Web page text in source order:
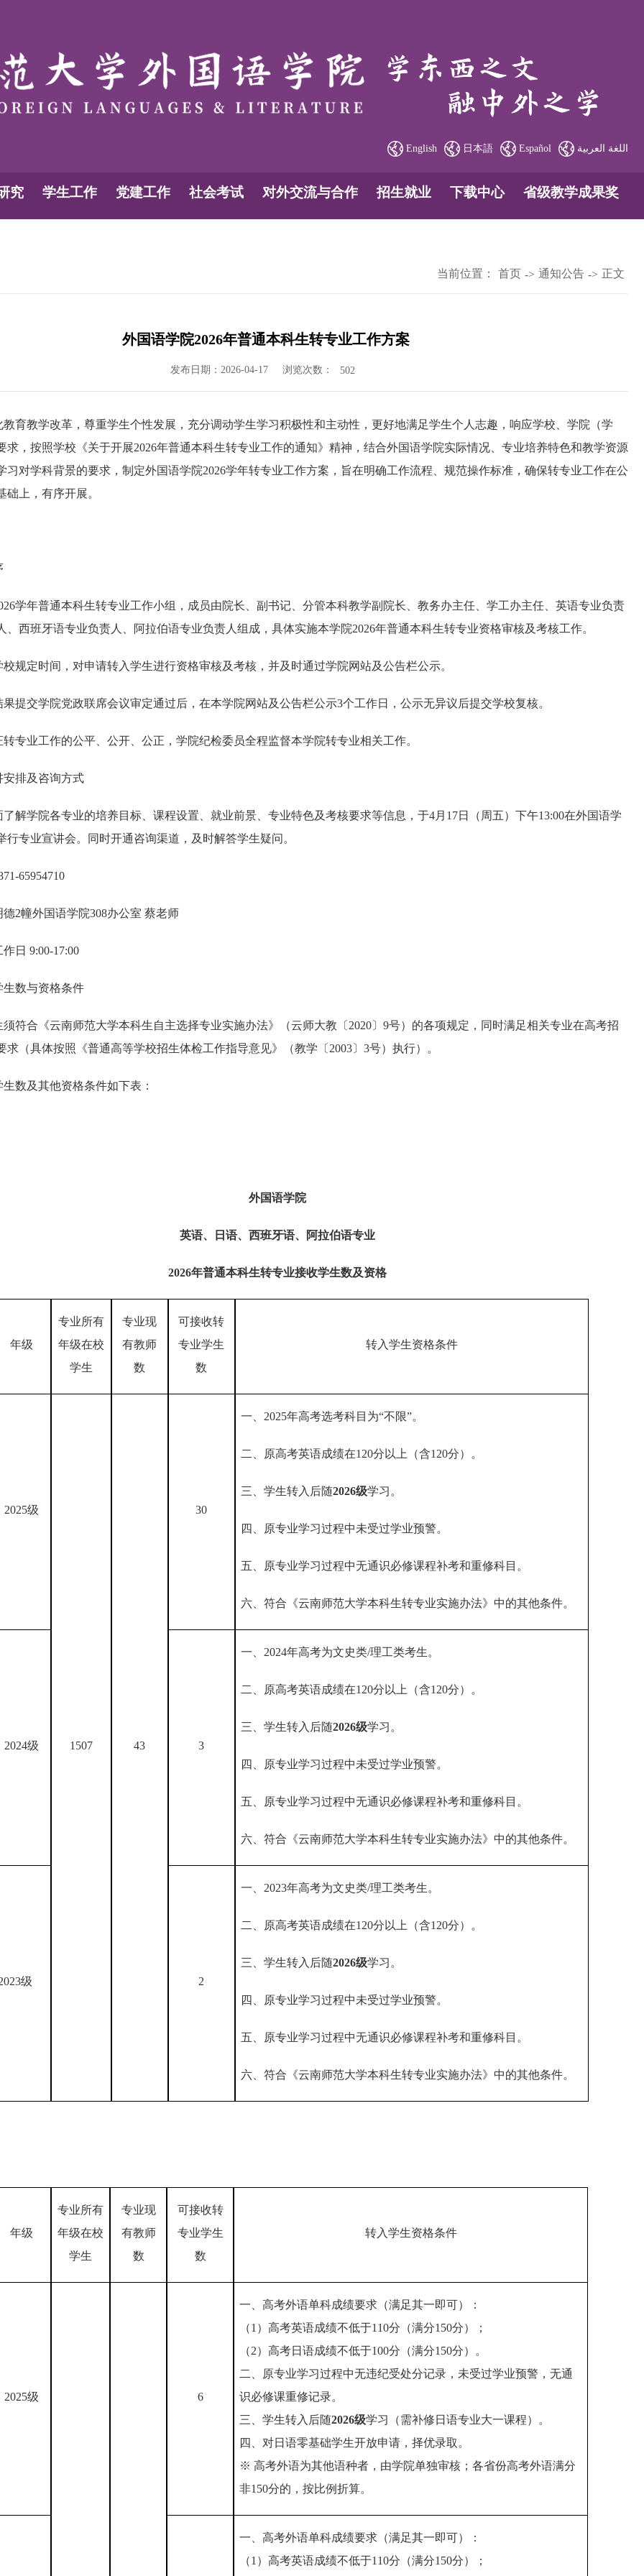
English 日本語 Español اللغة العربية
究 学生工作 党建工作 社会考试 对外交流与合作 招生就业 下载中心 省级教学成果奖
当前位置： 首页 -> 通知公告 -> 正文
外国语学院2026年普通本科生转专业工作方案
发布日期：2026-04-17 浏览次数： 502
教育教学改革，尊重学生个性发展，充分调动学生学习积极性和主动性，更好地满足学生个人志趣，响应学校、学院 （学
求 ， 按照学校 《关于开展2026年普通本科生转专业工作的通知》精神，结合外国语学院实际情况 、专业培养特色和教学资源
习对学科背景的要求 ， 制定外国语学院2026学年转专业工作方案 ，旨在明确工作流程、规范操作标准，确保转专业工作在公
础上， 有序开展。
学年普通本科生转专业工作小组，成员由院长、副书记、分管本科教学副院长、教务办主任、学工办主任、英语专业负责
、西班牙语专业负责人、阿拉伯语专业负责人 组成，具体实施本学院2026年普通本科生转专业资格审核及考核工作。
校规定时间，对申请转入学生进行资格审核及考核，并及时通过学院网站及公告栏公示。
果提交学院党政联席会议审定通过后 ， 在本学院网站及公告栏公示3个工作日 ，公示无异议后提交学校复核。
转专业工作的公平、公开、公正，学院纪检委员全程监督本学院转专业相关工作。
安排及咨询方式
了解学院各专业的培养目标、课程设置、就业前景、专业特色及考核要求等信息，于4月17日（周五）下午13:00在外国语学
行专业宣讲会。同时开通咨询渠道，及时解答学生疑问。
65954710
德2幢外国语学院308办公室 蔡老师
日 9:00-17:00
生数与资格条件
符合《云南师范大学本科生自主选择专业实施办法》（云师大教〔 2020〕9号）的各项规定，同时满足相关专业在高考招
求（具体按照《普通高等学校招生体检工作指导意见》（教学〔2003〕3号）执行）。
数及其他资格条件如下表：
外国语学院
英语、日语、西班牙语、阿拉伯语专业
2026年普通本科生转专业接收学生数及资格
年级
专业所有
年级在校
学生
专业现
有教师
数
可接收转
专业学生
数
转入学生资格条件
2025级
1507 43
30
一、 2025年高考选考科目为“不限”。
二、 原高考英语成绩在120分以上（含120分）。
三、学生转入后随2026级学习。
四、 原专业学习过程中未受过学业预警。
五、原专业学习过程中无通识必修课程补考和重修科目。
六、符合《云南师范大学本科生转专业实施办法》中的其他条件。
2024级 3
一、 2024年高考为文史类/理工类考生。
二、 原高考英语成绩在120分以上（含120分）。
三、学生转入后随2026级学习。
四、 原专业学习过程中未受过学业预警。
五、原专业学习过程中无通识必修课程补考和重修科目。
六、符合《云南师范大学本科生转专业实施办法》中的其他条件。
级 2
一、 2023年高考为文史类/理工类考生。
二、 原高考英语成绩在120分以上（含120分）。
三、学生转入后随2026级学习。
四、 原专业学习过程中未受过学业预警。
五、原专业学习过程中无通识必修课程补考和重修科目。
六、符合《云南师范大学本科生转专业实施办法》中的其他条件。
年级
专业所有
年级在校
学生
专业现
有教师
数
可接收转
专业学生
数
转入学生资格条件
2025级 6
一、高考外语单科成绩要求（满足其一即可）：
（1）高考英语成绩不低于110分（满分150分）；
（2）高考日语成绩不低于100分（满分150分）。
二、原专业学习过程中无违纪受处分记录，未受过学业预警，无通
识必修课重修记录。
三、学生转入后随2026级学习（需补修日语专业大一课程）。
四、对日语零基础学生开放申请，择优录取。
※ 高考外语为其他语种者，由学院单独审核；各省份高考外语满分
非150分的，按比例折算。
一、高考外语单科成绩要求（满足其一即可）：
（1）高考英语成绩不低于110分（满分150分）；